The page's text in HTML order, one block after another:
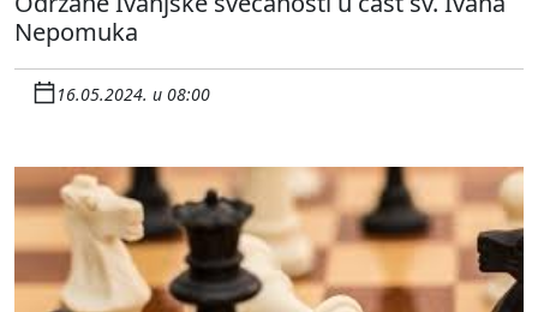
Nepomuka
16.05.2024. u 08:00